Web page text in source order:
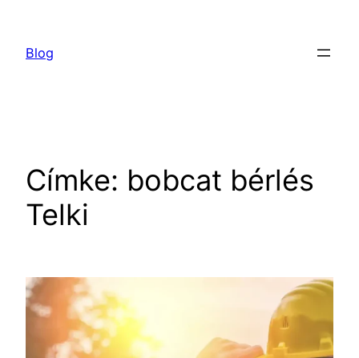
tartalomhoz
Blog
Címke: bobcat bérlés
Telki